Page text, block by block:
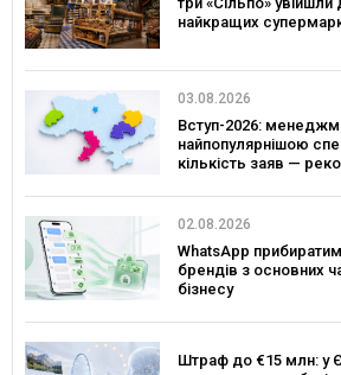
найкращих
03.08.2026
Вступ-2026:
найпопулярнішою
кількість заяв —
02.08.2026
WhatsApp
брендів з основних
бізнесу
Штраф до €15 млн: у